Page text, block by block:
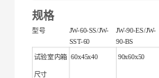
规格
型号
JW-60-SS/JW-
SST-60
JW-90-ES/JW-
90-BS
试验室内箱
尺寸
60x45x40 90x60x50